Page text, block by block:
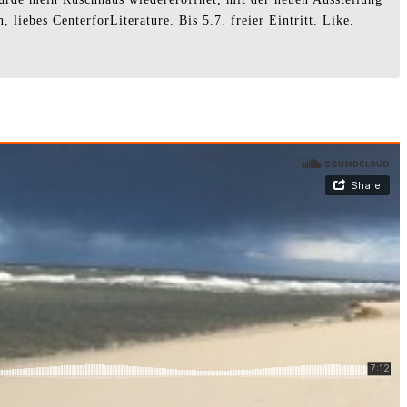
liebes CenterforLiterature. Bis 5.7. freier Eintritt. Like.